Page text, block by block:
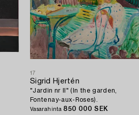
17
Sigrid Hjertén
"Jardin nr II" (In the garden,
Fontenay-aux-Roses).
Vasarahinta 850 000 SEK